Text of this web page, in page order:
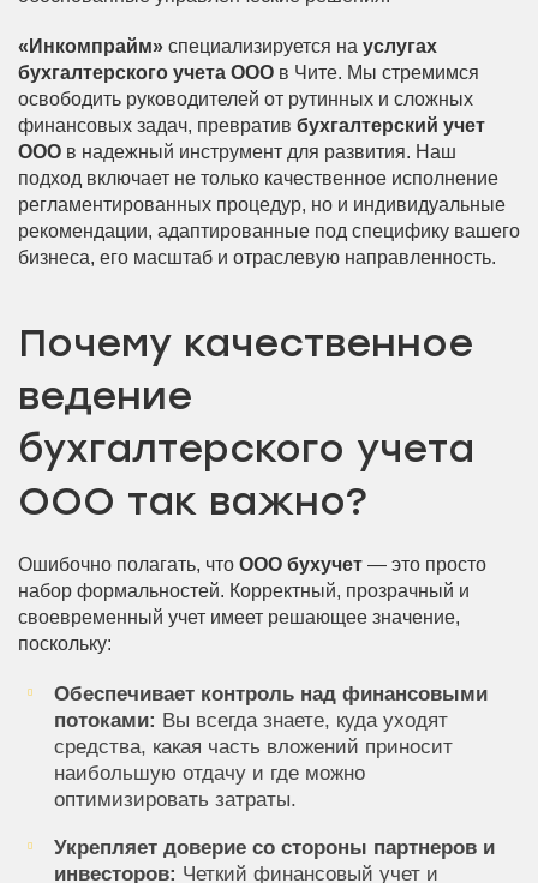
«Инкомпрайм» специализируется на услугах
бухгалтерского учета ООО в Чите. Мы стремимся
освободить руководителей от рутинных и сложных
финансовых задач, превратив бухгалтерский учет
ООО в надежный инструмент для развития. Наш
подход включает не только качественное исполнение
регламентированных процедур, но и индивидуальные
рекомендации, адаптированные под специфику вашего
бизнеса, его масштаб и отраслевую направленность.
Почему качественное
ведение
бухгалтерского учета
ООО так важно?
Ошибочно полагать, что ООО бухучет — это просто
набор формальностей. Корректный, прозрачный и
своевременный учет имеет решающее значение,
поскольку:
Обеспечивает контроль над финансовыми
потоками: Вы всегда знаете, куда уходят
средства, какая часть вложений приносит
наибольшую отдачу и где можно
оптимизировать затраты.
Укрепляет доверие со стороны партнеров и
инвесторов: Четкий финансовый учет и